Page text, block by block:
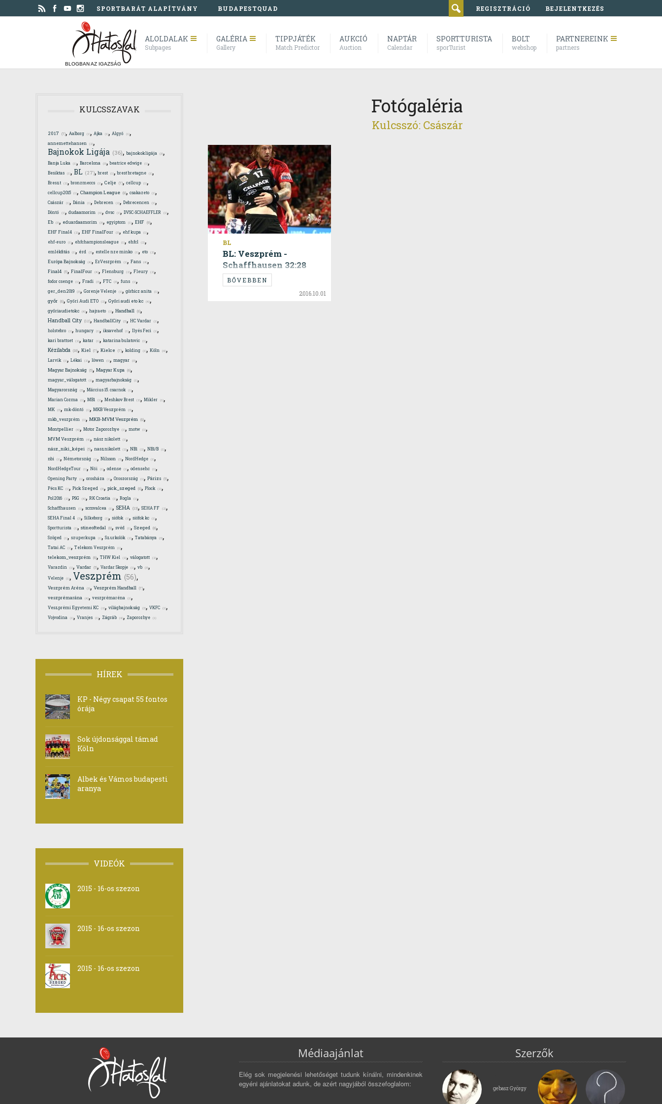
SPORTBARÁT ALAPÍTVÁNY BUDAPESTQUAD REGISZTRÁCIÓ BEJELENTKEZÉS
BLOGBAN AZ IGAZSÁG
ALOLDALAK
Subpages
GALÉRIA
Gallery
TIPPJÁTÉK
Match Predictor
AUKCIÓ
Auction
NAPTÁR
Calendar
SPORTTURISTA
sporTurist
BOLT
webshop
PARTNEREINK
partners
Fotógaléria
Kulcsszó: Császár
BL
BL: Veszprém -
Schaffhausen 32:28
BŐVEBBEN
2016.10.01
KULCSSZAVAK
2017 (7), Aalborg (1), Ajka (1), Algyő (1),
annemettehansen (2),
Bajnokok Ligája (36), bajnokokligája (3),
Banja Luka (1), Barcelona (3),beatrice edwige (1),
Besiktas (1), BL (27),brest (1),brest bretagne (1),
Breszt (2),bronzmeccs (1), Celje (7), cellcup (1),
cellcup2015 (1), Champion League (8), csakazeto (1),
Császár (1), Dánia (1), Debrecen (2), Debrecencen (1),
Döntő (1), dudaamorim (4), dvsc (1), DVSC-SCHAEFFLER (1),
Eb (3), eduardaamorim (3), egyiptom (1), EHF (6),
EHF Final4 (2), EHF FinalFour (3), ehf kupa (1),
ehf-euro (1), ehfchampionsleague (1), ehfcl (2),
emlékfitás (1), érd (3), estelle nze minko (1), eto (2),
Európa Bajnokság (4), EzVeszprém (1), Fans (4),
Final4 (5), FinalFour (4), Flensburg (2), Fleury (2),
fodor csenge (1), Fradi (3), FTC (3), funs (1),
ger_den2019 (3), Gorenje Velenje (1), görbicz anita (1),
győr (8), Győri Audi ETO (2), Győri audi eto kc (4),
győriaudietokc (4), hajraeto (1), Handball (8),
Handball City (12), HandballCity (3), HC Vardar (1),
holstebro (1), hungary (1), iksavehof (1), Ilyés Feci (1),
kari brattset (2), katar (1), katarina bulatovic (1),
Kézilabda (10), Kiel (7), Kielce (7), kolding (1), Köln (4),
Larvik (1), Lékai (2), löwen (1), magyar (3),
Magyar Bajnokság (5), Magyar Kupa (6),
magyar_válogatott (1), magyarbajnokság (1),
Magyarország (3), Március 15. csarnok (1),
Marian Cozma (1), MB1 (1), Meshkov Brest (2), Mikler (1),
MK (3), mk-döntő (1), MKB Veszprém (3),
mkb_veszprém (1), MKB-MVM Veszprém (8),
Montpellier (4), Motor Zaporozhye (1), motw (1),
MVM Veszprém (4), nász nikolett (1),
nász_niki_képei (5), nasznikolett (2), NB1 (2), NB1/B (1),
nbi (1), Németország (1), Nilsson (3), NordHedge (1),
NordHedgeTour (1), Női (1), odense (1), odensehc (1),
Opening Party (1), orosháza (1), Oroszország (1), Párizs (5),
Pécs KC (1), Pick Szeged (3), pick_szeged (8), Plock (2),
Pol2016 (2), PSG (4), RK Croatia (1), Rogla (1),
Schaffhausen (1), scmvalcea (1), SEHA (13), SEHA FF (2),
SEHA Final 4 (3), Silkeborg (1), siófok (1), siófok kc (1),
Sportturista (1), stineoftedal (6), svéd (1), Szeged (6),
Szöged (1), szuperkupa (1), Szurkolók (2), Tatabánya (3),
Tatai AC (1), Telekom Veszprém (1),
telekom_veszprém (6), THW Kiel (2), válogatott (2),
Varazdin (1), Vardar (5), Vardar Skopje (1), vb (3),
Velenje (1), Veszprém (56),
Veszprém Aréna (3), Veszprém Handball (7),
veszprémarána (4), veszprémaréna (1),
Veszprémi Egyetemi KC (2), világbajnokság (3), VKFC (1),
Vojvodina (1), Vranjes (1), Zágráb (4), Zaporozhye (1)
HÍREK
KP - Négy csapat 55 fontos
órája
Sok újdonsággal támad
Köln
Albek és Vámos budapesti
aranya
VIDEÓK
2015 - 16-os szezon
2015 - 16-os szezon
2015 - 16-os szezon
Médiaajánlat
Elég sok megjelenési lehetőséget tudunk kínálni, mindenkinek
egyéni ajánlatokat adunk, de azért nagyjából összefoglalom:
Szerzők
gebasz György